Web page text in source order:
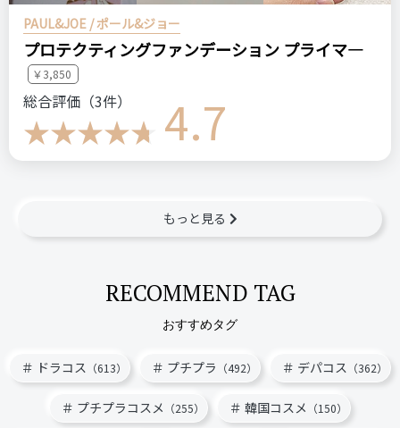
PAUL&JOE / ポール&ジョー
プロテクティングファンデーション プライマ―
￥3,850
総合評価（3件） 4.7
もっと見る
RECOMMEND TAG
おすすめタグ
ドラコス （613） プチプラ （492） デパコス （362）
プチプラコスメ （255） 韓国コスメ （150）